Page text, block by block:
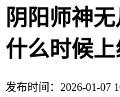
阴阳师神
什么时候
发布时间：2026-01-07